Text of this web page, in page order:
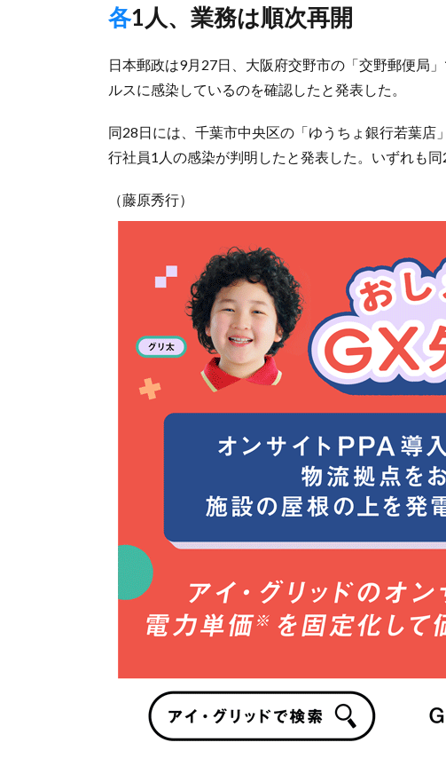
各1人、業務は順次再開
日本郵政は9月27日、大阪府交野市の「交野郵便局
ルスに感染しているのを確認したと発表した。
同28日には、千葉市中央区の「ゆうちょ銀行若葉
行社員1人の感染が判明したと発表した。いずれも同
（藤原秀行）